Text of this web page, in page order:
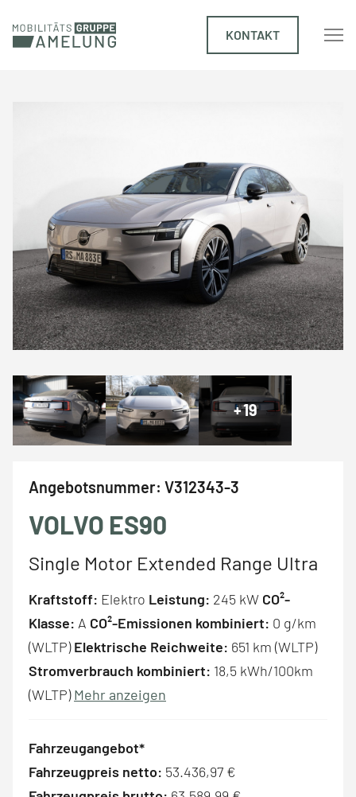
KONTAKT
+19
Angebotsnummer: V312343-3
VOLVO ES90
Single Motor Extended Range Ultra
Kraftstoff: Elektro Leistung: 245 kW CO²-
Klasse: A CO²-Emissionen kombiniert: 0 g/km
(WLTP)Elektrische Reichweite: 651 km (WLTP)
Stromverbrauch kombiniert: 18,5 kWh/100km
(WLTP) Mehr anzeigen
Fahrzeugangebot*
Fahrzeugpreis netto: 53.436,97 €